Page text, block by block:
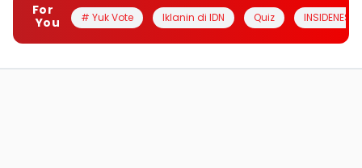
For
You
# Yuk Vote Iklanin di IDN Quiz INSIDENESIA